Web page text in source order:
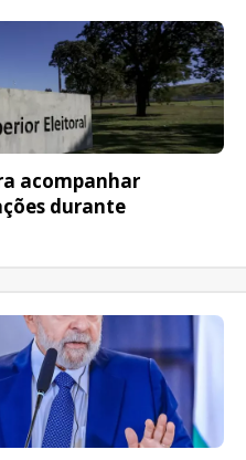
acompanhar
durante